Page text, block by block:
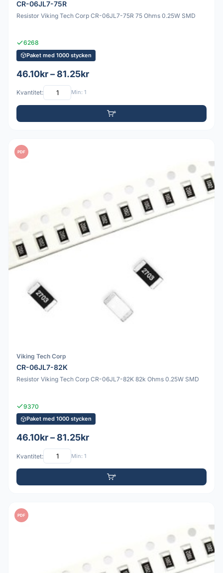
CR-06JL7-75R
Resistor Viking Tech Corp CR-06JL7-75R 75 Ohms 0.25W SMD
6268
Paket med 1000 stycken
46.10kr – 81.25kr
Kvantitet: Min: 1
PDF
Viking Tech Corp
CR-06JL7-82K
Resistor Viking Tech Corp CR-06JL7-82K 82k Ohms 0.25W SMD
9370
Paket med 1000 stycken
46.10kr – 81.25kr
Kvantitet: Min: 1
PDF